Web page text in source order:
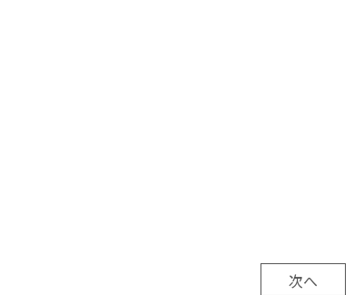
次へ